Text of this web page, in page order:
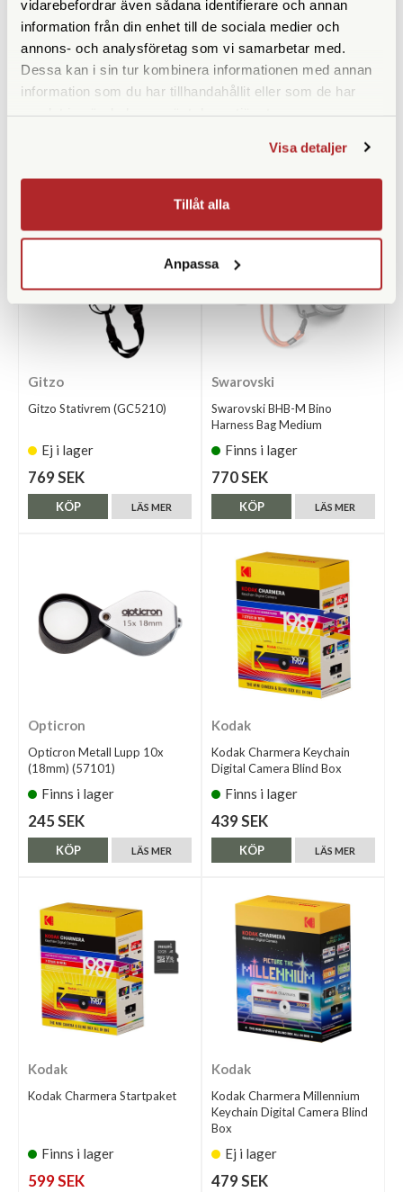
vidarebefordrar även sådana identifierare och annan
information från din enhet till de sociala medier och
annons- och analysföretag som vi samarbetar med.
Dessa kan i sin tur kombinera informationen med annan
information som du har tillhandahållit eller som de har
Visa detaljer
Tillåt alla
Anpassa
4.290 SEK
LÄS MER
KÖP
439 SEK
LÄS MER
KÖP
Gitzo
Gitzo Stativrem (GC5210)
Ej i lager
769 SEK
LÄS MER
KÖP
Swarovski
Swarovski BHB-M Bino
Harness Bag Medium
Finns i lager
770 SEK
LÄS MER
KÖP
Opticron
Opticron Metall Lupp 10x
(18mm) (57101)
Finns i lager
245 SEK
LÄS MER
KÖP
Kodak
Kodak Charmera Keychain
Digital Camera Blind Box
Finns i lager
439 SEK
LÄS MER
KÖP
Kodak
Kodak Charmera Startpaket
Finns i lager
599 SEK
Kodak
Kodak Charmera Millennium
Keychain Digital Camera Blind
Box
Ej i lager
479 SEK